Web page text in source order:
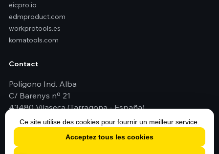
eicpro.io
edmproduct.com
workprotools.es
komatools.com
Contact
Polígono Ind. Alba
C/ Barenys nº 21
43480 Vilaseca (Tarragona - España)
+34 977 79 29 45
elektro3@elektro3.com
Ce site utilise des cookies pour fournir un meilleur service.
Acceptez tous les cookies